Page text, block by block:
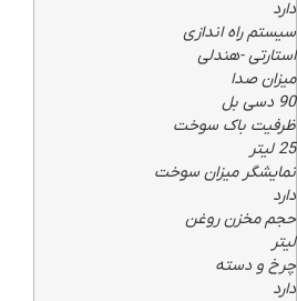
دارد
سیستم راه اندازی
استارتی -هندلی
میزان صدا
90 دسی بل
ظرفیت باک سوخت
25 لیتر
نمایشگر میزان سوخت
دارد
حجم مخزن روغن
لیتر
چرخ و دسته
دارد